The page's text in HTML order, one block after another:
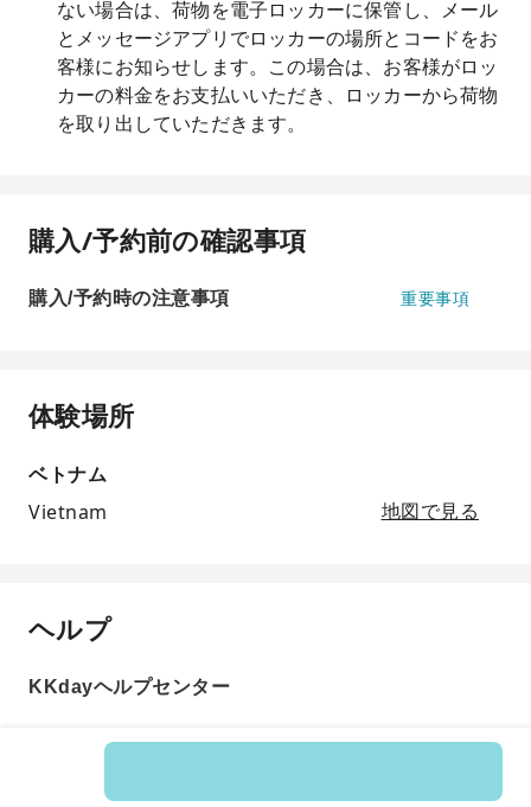
ない場合は、荷物を電子ロッカーに保管し、メール
とメッセージアプリでロッカーの場所とコードをお
客様にお知らせします。この場合は、お客様がロッ
カーの料金をお支払いいただき、ロッカーから荷物
を取り出していただきます。
購入/予約前の確認事項
購入/予約時の注意事項 重要事項
体験場所
ベトナム
Vietnam
地図で見る
ヘルプ
KKdayヘルプセンター
商品番号: 196063